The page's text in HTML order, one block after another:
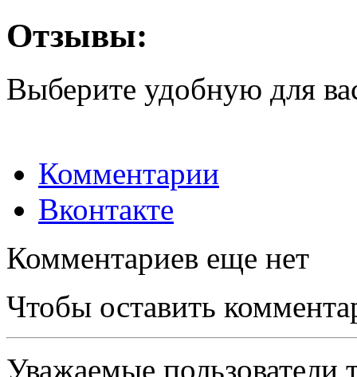
Отзывы:
Выберите удобную для
Комментарии
Вконтакте
Комментариев еще нет
Чтобы оставить
Уважаемые пользователи